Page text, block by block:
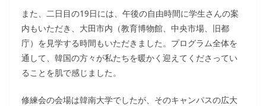
また、二日目の19日には、午後の自由時間に学生さんの案
内もいただき、大田市内（教育博物館、中央市場、旧都
庁）を見学する時間もいただきました。プログラム全体を
通して、韓国の方々が私たちを暖かく迎えてくださってい
ることを肌で感じました。
修練会の会場は韓南大学でしたが、そのキャンパスの広大